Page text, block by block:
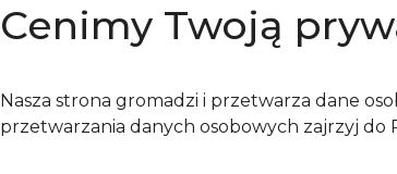
Cenimy Twoją
Nasza strona gromadzi i przetwarza dane
przetwarzania danych osobowych zajrzyj do